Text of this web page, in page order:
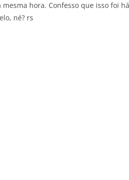
hora. Confesso que isso foi
né? rs